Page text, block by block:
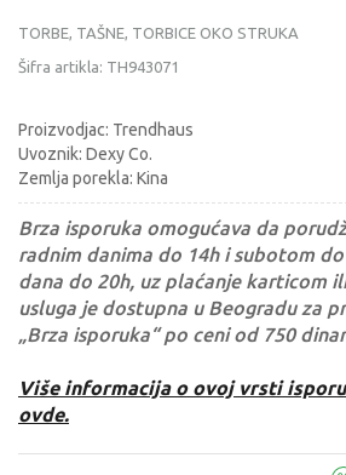
TORBE, TAŠNE, TORBICE OKO STRUKA
Šifra artikla: TH943071
Proizvodjac: Trendhaus
Uvoznik: Dexy Co.
Zemlja porekla: Kina
Brza isporuka omogućava da
radnim danima do 14h i subotom
dana do 20h, uz plaćanje karticom
usluga je dostupna u Beogradu za
„Brza isporuka“ po ceni od 750
Više informacija o ovoj vrsti
ovde.